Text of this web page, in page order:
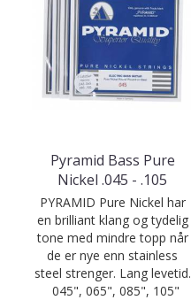
Pyramid Bass Pure
Nickel .045 - .105
PYRAMID Pure Nickel har
en brilliant klang og tydelig
tone med mindre topp når
de er nye enn stainless
steel strenger. Lang levetid.
045", 065", 085", 105"